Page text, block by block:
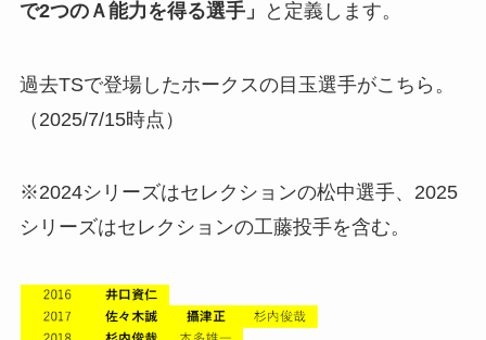
で2つのＡ能力を得る選手」 と定義します。
過去TSで登場したホークスの目玉選手がこちら。
（2025/7/15時点）
※2024シリーズはセレクションの松中選手、2025
シリーズはセレクションの工藤投手を含む。